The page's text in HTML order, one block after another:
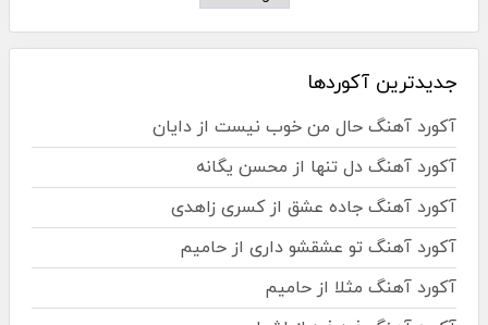
جدیدترین آکوردها
آکورد آهنگ حال من خوب نیست از دایان
آکورد آهنگ دل تنها از محسن یگانه
آکورد آهنگ جاده عشق از کسری زاهدی
آکورد آهنگ تو عشقشو داری از حامیم
آکورد آهنگ مثلا از حامیم